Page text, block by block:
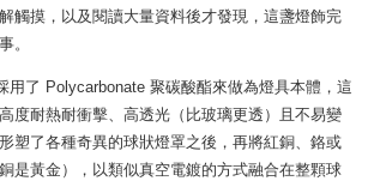
觸摸，以及閱讀大量資料後才發現，這盞燈飾完
。
用了 Polycarbonate 聚碳酸酯來做為燈具本體，這
度耐熱耐衝擊、高透光（比玻璃更透）且不易變
塑了各種奇異的球狀燈罩之後，再將紅銅、鉻或
是黃金），以類似真空電鍍的方式融合在整顆球